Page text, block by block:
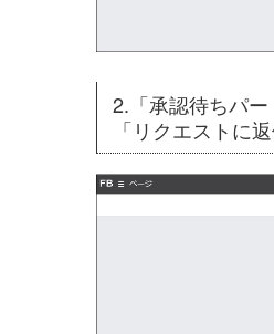
2.「承認待ちパ
「リクエストに